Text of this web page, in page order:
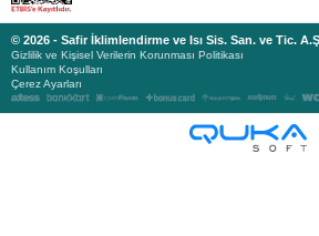
© 2026 - Safir İklimlendirme ve Isı Sis. San. ve Tic.
Gizlilik ve Kişisel Verilerin Korunması Politikası
Kullanım Koşulları
Çerez Ayarları